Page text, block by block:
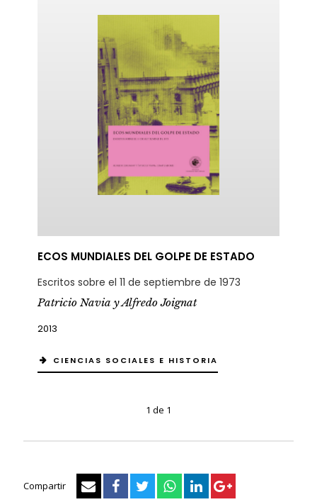
ECOS MUNDIALES DEL GOLPE DE ESTADO
Escritos sobre el 11 de septiembre de 1973
Patricio Navia y Alfredo Joignat
2013
CIENCIAS SOCIALES E HISTORIA
1 de 1
Compartir